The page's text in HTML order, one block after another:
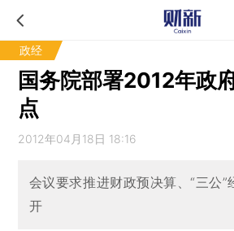
政经
国务院部署2012年政
点
2012年04月18日 18:16
会议要求推进财政预决算、“三公”
开